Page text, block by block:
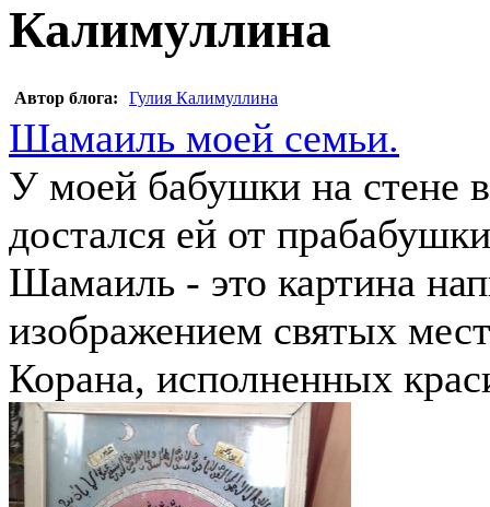
Калимуллина
Автор блога: Гулия Калимуллина
Шамаиль моей семьи.
У моей бабушки на стене
достался ей от
Шамаиль - это картина
изображением святых
Корана, исполненных